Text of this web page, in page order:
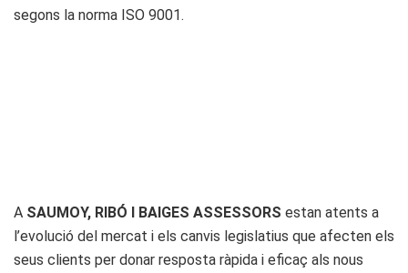
segons la norma ISO 9001.
A SAUMOY, RIBÓ I BAIGES ASSESSORS estan atents a
l’evolució del mercat i els canvis legislatius que afecten els
seus clients per donar resposta ràpida i eficaç als nous